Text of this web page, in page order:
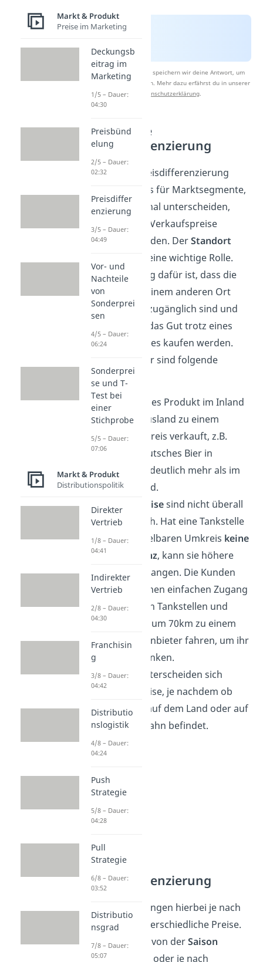
Nach Beantwortung speichern wir deine Antwort, um
Studyflix zu verbessern. Mehr dazu erfährst du in unserer
Datenschutzerklärung.
Räumliche
Preisdifferenzierung
Räumliche Preisdifferenzierung
bedeutet, dass für Marktsegmente,
die sich regional unterscheiden,
verschiedene Verkaufspreise
bestimmt werden. DerStandort
spielt hierbei eine wichtige Rolle.
Voraussetzung dafür ist, dass die
Produkte an einem anderen Ort
nicht einfach zugänglich sind und
dass Kunden das Gut trotz eines
höheren Preises kaufen werden.
Beispiele dafür sind folgende
Situationen:
Ein gängiges Produkt im Inland
wird im Ausland zu einem
höheren Preis verkauft, z.B.
kostet Deutsches Bier in
Südkorea deutlich mehr als im
Heimatland.
Benzinpreisesind nicht überall
gleich hoch. Hat eine Tankstelle
im unmittelbaren Umkreis keine
Konkurrenz, kann sie höhere
Preise verlangen. Die Kunden
haben keinen einfachen Zugang
zu anderen Tankstellen und
werden kaum 70km zu einem
anderen Anbieter fahren, um ihr
Auto zu tanken.
Zudem unterscheiden sich
Benzinpreise, je nachdem ob
man sich auf dem Land oder auf
der Autobahn befindet.
Zeitliche
Preisdifferenzierung
Anbieter verlangen hierbei je nach
Zeitpunkt
unterschiedliche Preise.
Diese können von derSaison
abhängig sein oder je nach
Markt & Produkt
Preise im Marketing
Deckungsb
eitrag im
Marketing
1/5 – Dauer:
04:30
Preisbünd
elung
2/5 – Dauer:
02:32
Preisdiffer
enzierung
3/5 – Dauer:
04:49
Vor- und
Nachteile
von
Sonderprei
sen
4/5 – Dauer:
06:24
Sonderprei
se und T-
Test bei
einer
Stichprobe
5/5 – Dauer:
07:06
Markt & Produkt
Distributionspolitik
Direkter
Vertrieb
1/8 – Dauer:
04:41
Indirekter
Vertrieb
2/8 – Dauer:
04:30
Franchisin
g
3/8 – Dauer:
04:42
Distributio
nslogistik
4/8 – Dauer:
04:24
Push
Strategie
5/8 – Dauer:
04:28
Pull
Strategie
6/8 – Dauer:
03:52
Distributio
nsgrad
7/8 – Dauer:
05:07